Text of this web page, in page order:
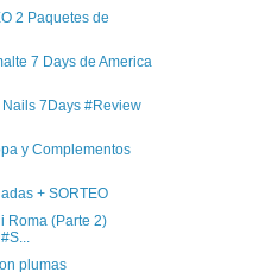
2 Paquetes de
7 Days de America
7Days #Review
y Complementos
+ SORTEO
Roma (Parte 2)
plumas